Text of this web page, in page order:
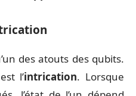
des atouts des qubits.
l’intrication. Lorsque